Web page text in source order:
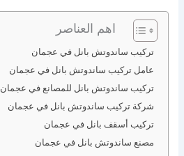
اهم العناصر
تركيب ساندوتش بانل في عجمان
عامل تركيب ساندوتش بانل في عجمان
تركيب ساندوتش بانل للمصانع في عجمان
شركة تركيب ساندوتش بانل في عجمان
تركيب أسقف بانل في عجمان
مصنع ساندوتش بانل في عجمان